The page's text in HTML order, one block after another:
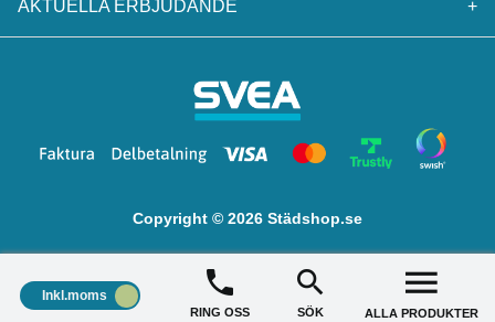
AKTUELLA ERBJUDANDE +
Copyright © 2026 Städshop.se
Inkl.moms
RING OSS SÖK ALLA PRODUKTER